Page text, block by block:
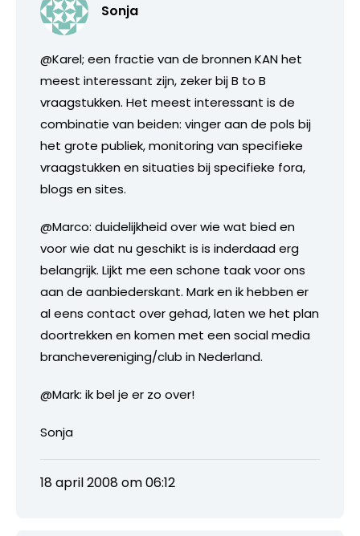
Sonja
@Karel; een fractie van de bronnen KAN het
meest interessant zijn, zeker bij B to B
vraagstukken. Het meest interessant is de
combinatie van beiden: vinger aan de pols bij
het grote publiek, monitoring van specifieke
vraagstukken en situaties bij specifieke fora,
blogs en sites.
@Marco: duidelijkheid over wie wat bied en
voor wie dat nu geschikt is is inderdaad erg
belangrijk. Lijkt me een schone taak voor ons
aan de aanbiederskant. Mark en ik hebben er
al eens contact over gehad, laten we het plan
doortrekken en komen met een social media
branchevereniging/club in Nederland.
@Mark: ik bel je er zo over!
Sonja
18 april 2008 om 06:12